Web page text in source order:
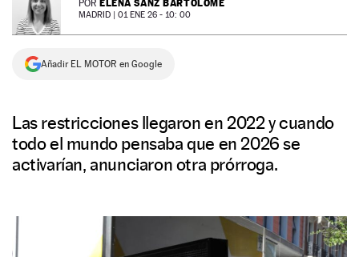
NEWSLETTER
SÍGUENOS
POR ELENA SANZ BARTOLOMÉ
MADRID | 01 ENE 26 - 10: 00
Añadir EL MOTOR en Google
Las restricciones llegaron en 2022 y cuando
todo el mundo pensaba que en 2026 se
activarían, anunciaron otra prórroga.